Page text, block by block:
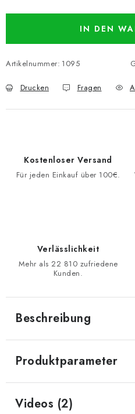
IN DEN
Artikelnummer: 1095
Drucken Fragen
Kostenloser Versand
Für jeden Einkauf über 100€.
Verlässlichkeit
Mehr als 22 810 zufriedene
Kunden.
Beschreibung
Produktparameter
Videos (2)